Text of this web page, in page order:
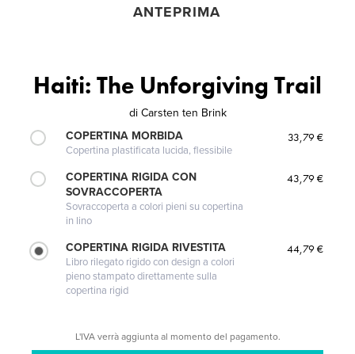
ANTEPRIMA
Haiti: The Unforgiving Trail
di Carsten ten Brink
COPERTINA MORBIDA
Copertina plastificata lucida, flessibile
33,79 €
COPERTINA RIGIDA CON
SOVRACCOPERTA
Sovraccoperta a colori pieni su copertina
in lino
43,79 €
COPERTINA RIGIDA RIVESTITA
Libro rilegato rigido con design a colori
pieno stampato direttamente sulla
copertina rigid
44,79 €
L'IVA verrà aggiunta al momento del pagamento.